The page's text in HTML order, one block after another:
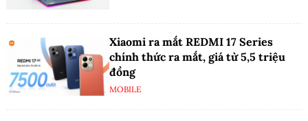
Xiaomi ra mắt REDMI 17 Series
chính thức ra mắt, giá từ 5,5 triệu
đồng
MOBILE